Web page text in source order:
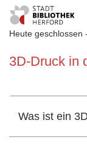
Visuelle
Heute geschlossen
3D-Druck in
Was ist ein